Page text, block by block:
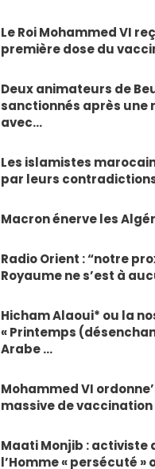
Le Roi Mohammed VI
première dose du
Deux animateurs de
sanctionnés après une
avec…
Les islamistes
par leurs
Macron énerve les
Radio Orient : “notre
Royaume ne s’est à
Hicham Alaoui* ou la
« Printemps
Arabe …
Mohammed VI
massive de
Maati Monjib : activiste
l’Homme « persécuté »